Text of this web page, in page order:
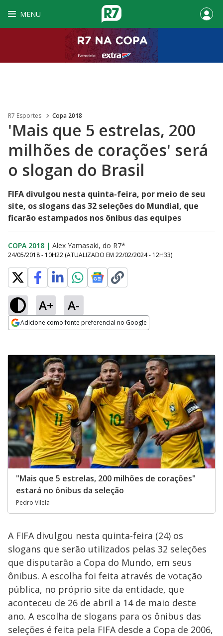
MENU
R7 Esportes Copa 2018
'Mais que 5 estrelas, 200
milhões de corações' será
o slogan do Brasil
FIFA divulgou nesta quinta-feira, por meio de seu
site, os slogans das 32 seleções do Mundial, que
ficarão estampados nos ônibus das equipes
COPA 2018 | Alex Yamasaki, do R7*
24/05/2018 - 10H22 (ATUALIZADO EM 22/02/2024 - 12H33)
A+ A-
Adicione como fonte preferencial no Google
"Mais que 5 estrelas, 200 milhões de corações"
estará no ônibus da seleção
Pedro Vilela
A FIFA divulgou nesta quinta-feira (24) os
slogans que serão utilizados pelas 32 seleções
que disputarão a Copa do Mundo, em seus
ônibus. A escolha foi feita através de votação
pública, no próprio site da entidade, que
aconteceu de 26 de abril a 14 de maio deste
ano. A escolha de slogans para os ônibus das
seleções é feita pela FIFA desde a Copa de 2006,